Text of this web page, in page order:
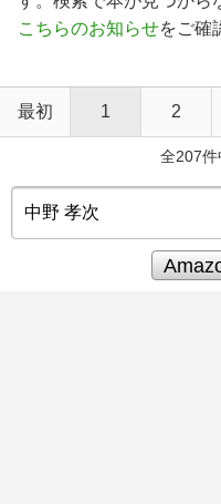
こちらのお知らせをご確
最初 1 2
全207